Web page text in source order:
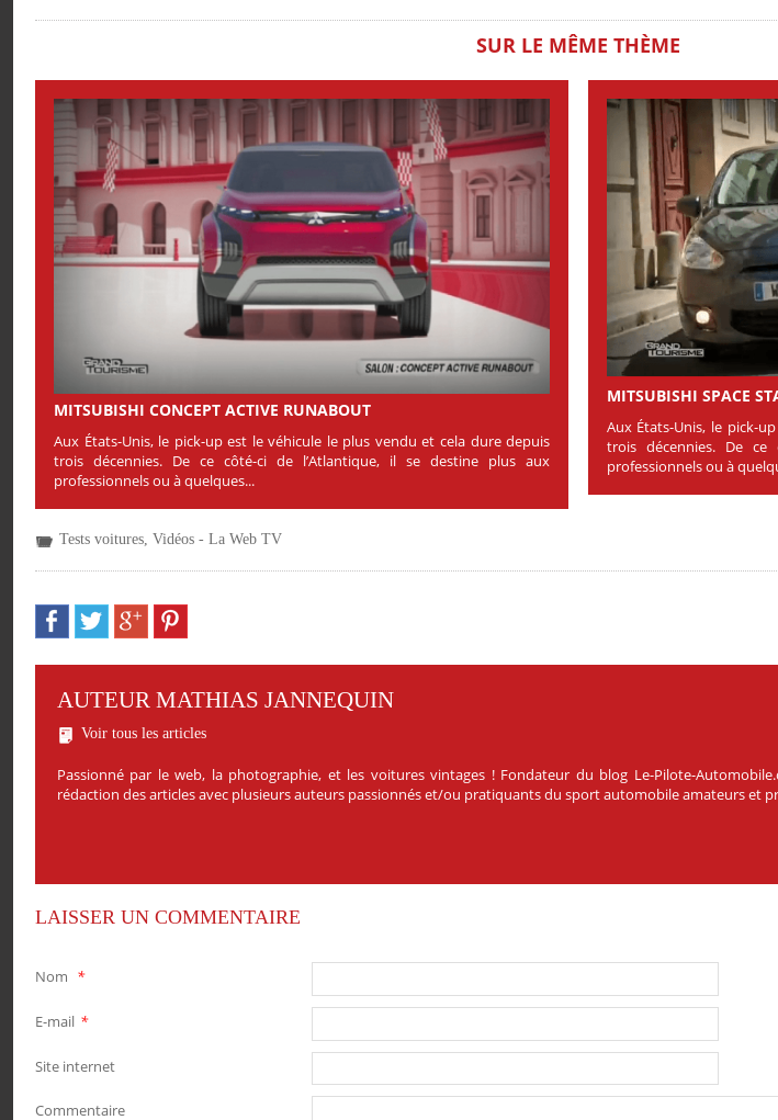
SUR LE MÊME THÈME
MITSUBISHI CONCEPT ACTIVE RUNABOUT
Aux États-Unis, le pick-up est le véhicule le plus vendu et cela dure depuis
trois décennies. De ce côté-ci de l’Atlantique, il se destine plus aux
professionnels ou à quelques...
MITSUBISHI SPACE
Aux États-Unis, le pick-
trois décennies. De
professionnels ou à
Tests voitures, Vidéos - La Web TV
AUTEUR MATHIAS JANNEQUIN
Voir tous les articles
Passionné par le web, la photographie, et les voitures vintages ! Fondateur du blog Le-Pilote-
rédaction des articles avec plusieurs auteurs passionnés et/ou pratiquants du sport automobile amateurs et
LAISSER UN COMMENTAIRE
Nom *
E-mail *
Site internet
Commentaire